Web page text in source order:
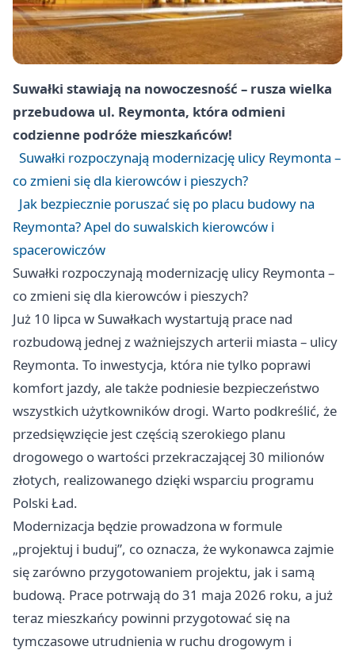
Suwałki stawiają na nowoczesność – rusza wielka
przebudowa ul. Reymonta, która odmieni
codzienne podróże mieszkańców!
Suwałki rozpoczynają modernizację ulicy Reymonta –
co zmieni się dla kierowców i pieszych?
Jak bezpiecznie poruszać się po placu budowy na
Reymonta? Apel do suwalskich kierowców i
spacerowiczów
Suwałki rozpoczynają modernizację ulicy Reymonta –
co zmieni się dla kierowców i pieszych?
Już 10 lipca w Suwałkach wystartują prace nad
rozbudową jednej z ważniejszych arterii miasta – ulicy
Reymonta. To inwestycja, która nie tylko poprawi
komfort jazdy, ale także podniesie bezpieczeństwo
wszystkich użytkowników drogi. Warto podkreślić, że
przedsięwzięcie jest częścią szerokiego planu
drogowego o wartości przekraczającej 30 milionów
złotych, realizowanego dzięki wsparciu programu
Polski Ład.
Modernizacja będzie prowadzona w formule
„projektuj i buduj”, co oznacza, że wykonawca zajmie
się zarówno przygotowaniem projektu, jak i samą
budową. Prace potrwają do 31 maja 2026 roku, a już
teraz mieszkańcy powinni przygotować się na
tymczasowe utrudnienia w ruchu drogowym i